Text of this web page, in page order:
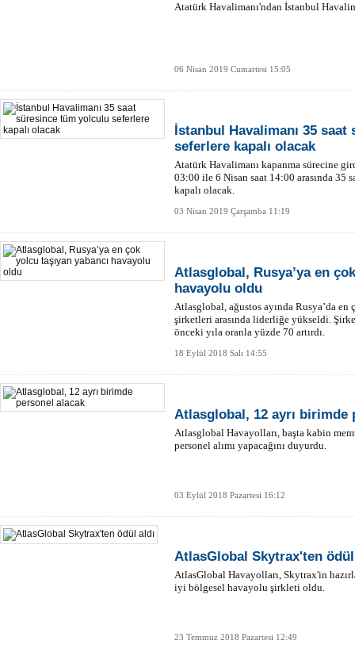
Atatürk Havalimanı'ndan İstanbul
06 Nisan 2019 Cumartesi 15:05
İstanbul Havalimanı 35
seferlere kapalı olacak
Atatürk Havalimanı kapanma sürecine
03:00 ile 6 Nisan saat 14:00 arasında 35
kapalı olacak.
03 Nisan 2019 Çarşamba 11:19
Atlasglobal, Rusya’ya en
havayolu oldu
Atlasglobal, ağustos ayında Rusya’da
şirketleri arasında liderliğe yükseldi.
önceki yıla oranla yüzde 70 artırdı.
18 Eylül 2018 Salı 14:55
Atlasglobal, 12 ayrı birimde
Atlasglobal Havayolları, başta kabin
personel alımı yapacağını duyurdu.
03 Eylül 2018 Pazartesi 16:12
AtlasGlobal Skytrax'ten ödül
AtlasGlobal Havayolları, Skytrax'in
iyi bölgesel havayolu şirkleti oldu.
23 Temmuz 2018 Pazartesi 12:49